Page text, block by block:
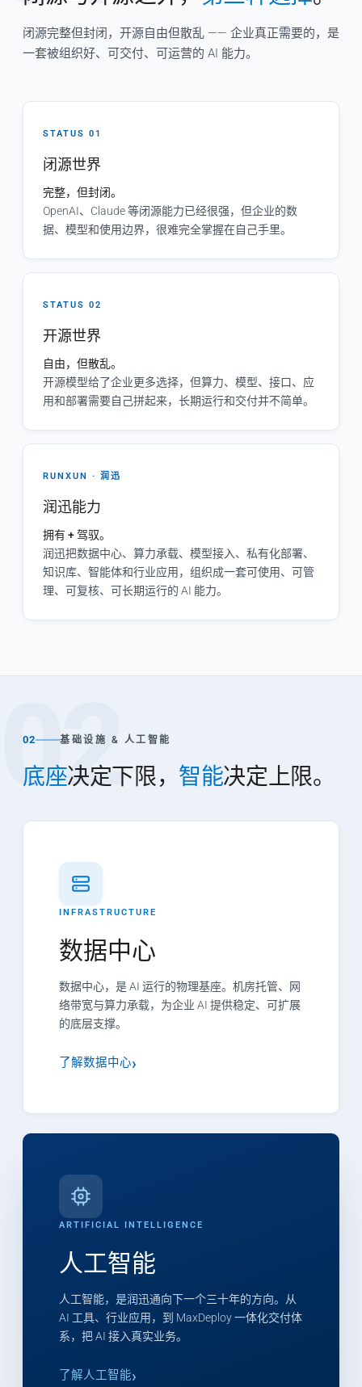
闭源完整但封闭，开源自由但散乱 —— 企业真正需要的，是
一套被组织好、可交付、可运营的 AI 能力。
STATUS 01
闭源世界
完整，但封闭。
OpenAI、Claude 等闭源能力已经很强，但企业的数
据、模型和使用边界，很难完全掌握在自己手里。
STATUS 02
开源世界
自由，但散乱。
开源模型给了企业更多选择，但算力、模型、接口、应
用和部署需要自己拼起来，长期运行和交付并不简单。
RUNXUN · 润迅
润迅能力
拥有 + 驾驭。
润迅把数据中心、算力承载、模型接入、私有化部署、
知识库、智能体和行业应用，组织成一套可使用、可管
理、可复核、可长期运行的 AI 能力。
02
02 基础设施 & 人工智能
底座决定下限， 智能决定上限。
INFRASTRUCTURE
数据中心
数据中心，是 AI 运行的物理基座。机房托管、网
络带宽与算力承载，为企业 AI 提供稳定、可扩展
的底层支撑。
了解数据中心
ARTIFICIAL INTELLIGENCE
人工智能
人工智能，是润迅通向下一个三十年的方向。从
AI 工具、行业应用，到 MaxDeploy 一体化交付体
系，把 AI 接入真实业务。
了解人工智能